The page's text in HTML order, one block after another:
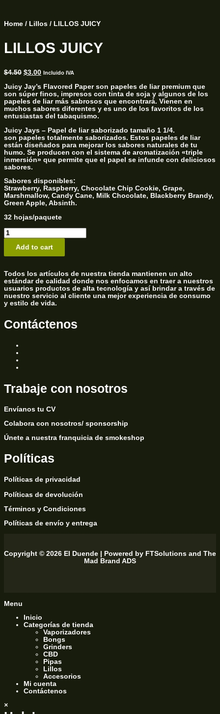
Home / Lillos / LILLOS JUICY
LILLOS JUICY
$4.50 $3.00 Incluido IVA
Juicy Jay’s Flavored Paper son papeles de liar premium que
son súper finos, impresos con tinta de soja y algunos de los
papeles de liar más sabrosos que encontrará. Vienen en
muchos sabores diferentes y es uno de los favoritos de los
entusiastas del tabaquismo.
Juicy Jays – Papel de liar saborizado tamaño 1 1/4.
son papeles totalmente saborizados. Estos papeles de liar
están diseñados para mejorar los sabores naturales de tu
humo. Se producen con el sistema de aromatización «triple
inmersión» que permite que el papel se infunde con deliciosos
sabores.
Sabores disponibles:
Strawberry, Raspberry, Chocolate Chip Cookie, Grape,
Marshmallow, Candy Cane, Milk Chocolate, Blackberry Brandy,
Green Apple, Absinth.
32 hojas/paquete
LILLOS
JUICY
quantity
Add to cart
Todos los artículos de nuestra tienda mantienen un alto
estándar de calidad donde nos enfocamos en traer a nuestros
usuarios productos de alta tecnología y así brindar a través de
nuestro servicio al cliente una mejor experiencia de consumo
y estilo de vida.
Contáctenos
Trabaje con nosotros
Envíanos tu CV
Colabora con nosotros/ sponsorship
Únete a nuestra franquicia de smokeshop
Políticas
Políticas de privacidad
Políticas de devolución
Términos y Condiciones
Políticas de envío y entrega
Copyright © 2026 El Duende | Powered by FTSolutions and The
Mad Brand ADS
Menu
Inicio
Categorías de tienda
Vaporizadores
Bongs
Grinders
CBD
Pipas
Lillos
Accesorios
Mi cuenta
Contáctenos
×